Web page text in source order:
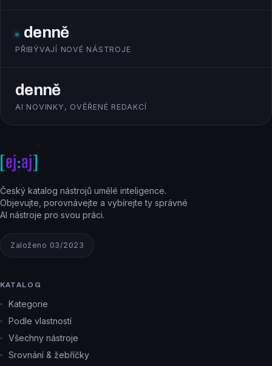
denně
PŘIBÝVAJÍ NOVÉ NÁSTROJE
denně
AI NOVINKY, OVĚŘENÉ REDAKCÍ
Český katalog nástrojů umělé inteligence.
Objevujte, porovnávejte a vybírejte ty správné
AI nástroje pro svou práci.
Založeno 03/2023
KATALOG
Kategorie
Podle vlastností
Všechny nástroje
Srovnání & žebříčky